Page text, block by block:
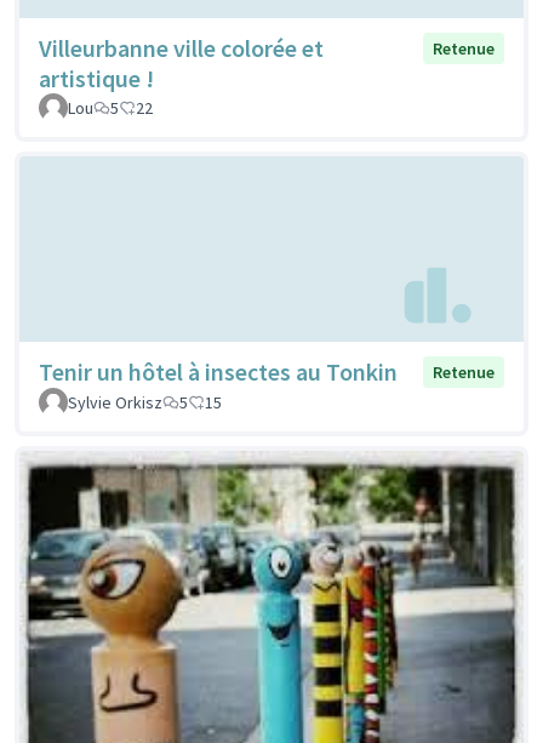
Villeurbanne ville colorée et
artistique !
Retenue
Lou 5 22
Tenir un hôtel à insectes au Tonkin
Retenue
Sylvie Orkisz
5 15